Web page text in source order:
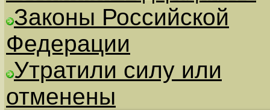
Законы Российской
Федерации
Утратили силу или
отменены